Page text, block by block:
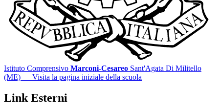
Istituto Comprensivo Marconi-Cesareo Sant'Agata Di Militello
(ME) — Visita la pagina iniziale della scuola
Link Esterni